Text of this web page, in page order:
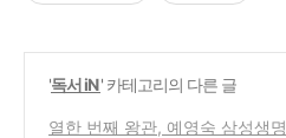
'독서 iN' 카테고리의 다른 글
열한 번째 왕관, 예영숙 삼성생